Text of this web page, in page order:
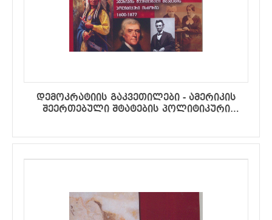
დემოკრატიის გაკვეთილები - ამერიკის
შეერთებული შტატების პოლიტიკური